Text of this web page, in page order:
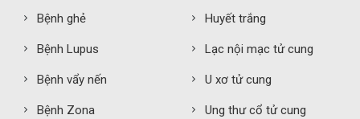
Bệnh ghẻ
Bệnh Lupus
Bệnh vẩy nến
Bệnh Zona
Huyết trắng
Lạc nội mạc tử cung
U xơ tử cung
Ung thư cổ tử cung